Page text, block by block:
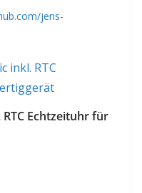
jens-
Echtzeituhr für